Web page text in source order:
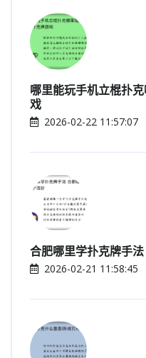
哪里能玩手机立棍扑
戏
2026-02-22 11:57:07
合肥哪里学扑克牌手
2026-02-21 11:58:45